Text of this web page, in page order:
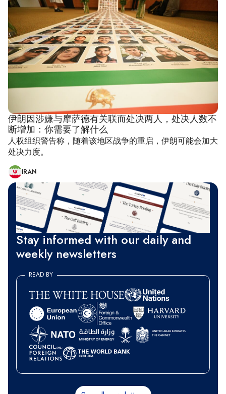
伊朗因涉嫌与摩萨德有关联而处决两人，处决人数不
断增加：你需要了解什么
人权组织警告称，随着该地区战争的重启，伊朗可能会加大
处决力度。
IRAN
Stay informed with our daily and
weekly newsletters
READ BY